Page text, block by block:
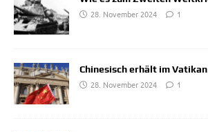
28. November 2024
1
Chinesisch erhält im
28. November 2024
1